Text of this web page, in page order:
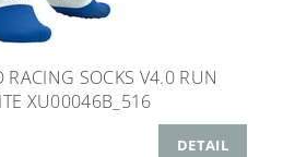
RACING SOCKS V4.0 RUN
XU00046B_516
DETAIL